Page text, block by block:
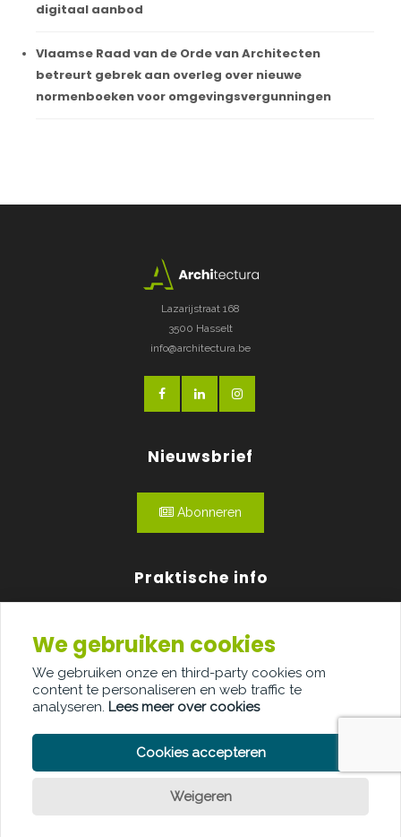
digitaal aanbod
Vlaamse Raad van de Orde van Architecten
betreurt gebrek aan overleg over nieuwe
normenboeken voor omgevingsvergunningen
Lazarijstraat 168
3500 Hasselt
info@architectura.be
Nieuwsbrief
Abonneren
Praktische info
Over ons
Adverteren
Contact
We gebruiken cookies
We gebruiken onze en third-party cookies om
content te personaliseren en web traffic te
analyseren. Lees meer over cookies
Cookies accepteren
Weigeren